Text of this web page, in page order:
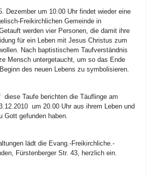
Dezember um 10.00 Uhr findet wieder eine
Freikirchlichen Gemeinde in
werden vier Personen, die damit ihre
für ein Leben mit Jesus Christus zum
Nach baptistischem Taufverständnis
Mensch untergetaucht, um so das Ende
des neuen Lebens zu symbolisieren.
diese Taufe berichten die Täuflinge am
um 20.00 Uhr aus ihrem Leben und
Gott gefunden haben.
lädt die Evang.-Freikirchliche.-
Fürstenberger Str. 43, herzlich ein.